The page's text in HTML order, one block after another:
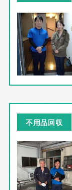
不用品回収